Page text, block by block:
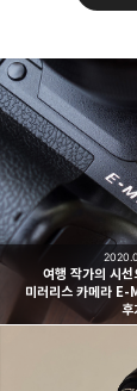
빛으로 쓴
취미분야 크리
여행하고 사진
구독하기
구독하기
여행 작가의 시
미러리스 카메라
후